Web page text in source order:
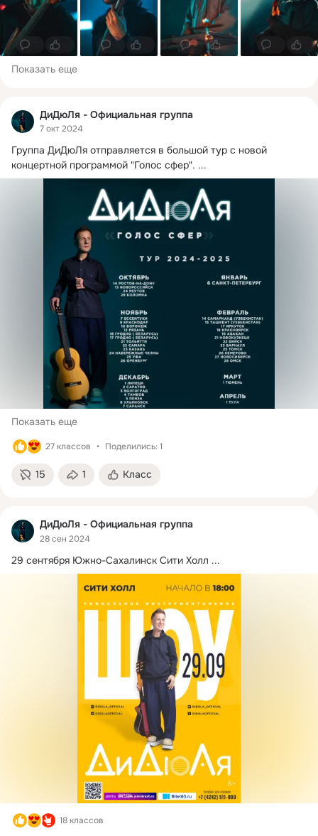
0 0 4
Показать еще
ДиДюЛя - Официальная группа
7 окт 2024
Группа ДиДюЛя отправляется в большой тур с новой
концертной программой "Голос сфер". ...
Показать еще
27 классов Поделились: 1
15 1 Класс
ДиДюЛя - Официальная группа
28 сен 2024
29 сентября Южно-Сахалинск Сити Холл ...
18 классов